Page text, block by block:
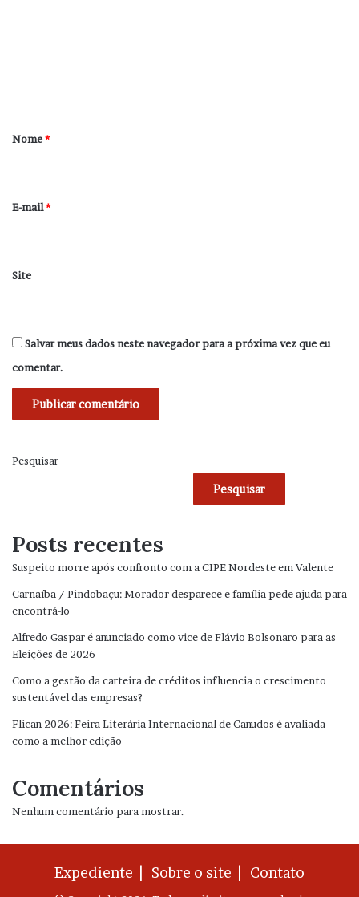
r
*
Nome*
E-mail*
Site
Salvar meus dados neste navegador para a próxima vez que eu
comentar.
Pesquisar
Pesquisar
Posts recentes
Suspeito morre após confronto com a CIPE Nordeste em Valente
Carnaíba / Pindobaçu: Morador desparece e família pede ajuda para
encontrá-lo
Alfredo Gaspar é anunciado como vice de Flávio Bolsonaro para as
Eleições de 2026
Como a gestão da carteira de créditos influencia o crescimento
sustentável das empresas?
Flican 2026: Feira Literária Internacional de Canudos é avaliada
como a melhor edição
Comentários
Nenhum comentário para mostrar.
Expediente | Sobre o site | Contato